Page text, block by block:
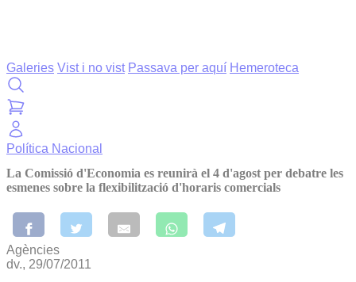
Galeries Vist i no vist Passava per aquí Hemeroteca
Política Nacional
La Comissió d'Economia es reunirà el 4 d'agost per debatre les
esmenes sobre la flexibilització d'horaris comercials
Agències
dv., 29/07/2011